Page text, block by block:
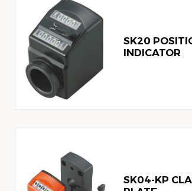
SK20
INDICATOR
SK04-KP